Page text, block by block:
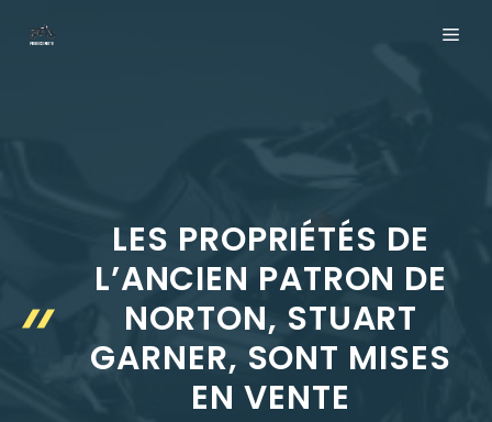
LES PROPRIÉTÉS DE
L’ANCIEN PATRON DE
NORTON, STUART
GARNER, SONT MISES
EN VENTE